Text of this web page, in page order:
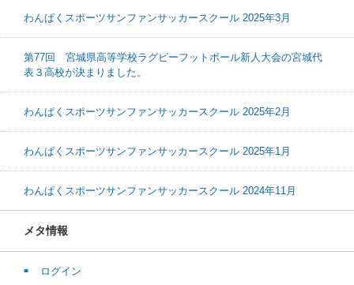
わんぱくスポーツサンファンサッカースクール 2025年3月
第77回 宮城県高等学校ラグビーフットボール新人大会の宮城代
表３高校が決まりました。
わんぱくスポーツサンファンサッカースクール 2025年2月
わんぱくスポーツサンファンサッカースクール 2025年1月
わんぱくスポーツサンファンサッカースクール 2024年11月
メタ情報
ログイン